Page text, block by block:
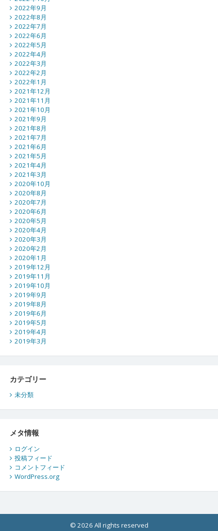
2022年9月
2022年8月
2022年7月
2022年6月
2022年5月
2022年4月
2022年3月
2022年2月
2022年1月
2021年12月
2021年11月
2021年10月
2021年9月
2021年8月
2021年7月
2021年6月
2021年5月
2021年4月
2021年3月
2020年10月
2020年8月
2020年7月
2020年6月
2020年5月
2020年4月
2020年3月
2020年2月
2020年1月
2019年12月
2019年11月
2019年10月
2019年9月
2019年8月
2019年6月
2019年5月
2019年4月
2019年3月
カテゴリー
未分類
メタ情報
ログイン
投稿フィード
コメントフィード
WordPress.org
© 2026 All rights reserved